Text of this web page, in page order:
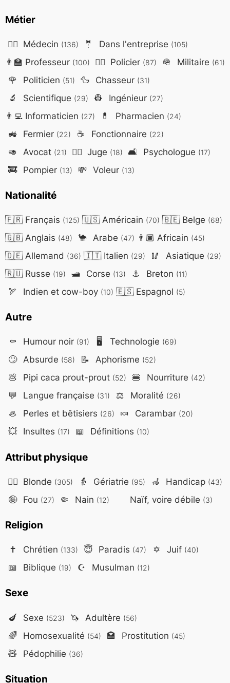
Métier
👨‍⚕️ Médecin (136) 🤵 Dans l'entreprise (105)
👨‍🏫 Professeur (100) 👮‍♂️ Policier (87) 🪖 Militaire (61)
🌹 Politicien (51) 🦆 Chasseur (31)
🔬 Scientifique (29) 👷 Ingénieur (27)
👨‍💻Informaticien (27) 💊 Pharmacien (24)
🚜 Fermier (22) ☕ Fonctionnaire (22)
🥑 Avocat (21) 👨‍⚖️ Juge (18) 🛋️ Psychologue (17)
🚒 Pompier (13) 💸 Voleur (13)
Nationalité
🇫🇷Français (125) 🇺🇸Américain (70) 🇧🇪Belge (68)
🇬🇧Anglais (48) 🐪 Arabe (47) 👨🏿 Africain (45)
🇩🇪Allemand (36) 🇮🇹Italien (29) 🥢 Asiatique (29)
🇷🇺Russe (19) 🛥️ Corse (13) ⚓ Breton (11)
🏹 Indien et cow-boy (10) 🇪🇸Espagnol (5)
Autre
⚰️ Humour noir (91) 🖥️ Technologie (69)
🙄 Absurde (58) 📝 Aphorisme (52)
💩 Pipi caca prout-prout (52) 🍔 Nourriture (42)
💬 Langue française (31) ⚖️ Moralité (26)
🦪 Perles et bêtisiers (26) 🍬 Carambar (20)
💥 Insultes (17) 📖 Définitions (10)
Attribut physique
👱‍♀️ Blonde (305) 👵 Gériatrie (95) 🦽 Handicap (43)
🤪 Fou (27) 🤏 Nain (12) Naïf, voire débile (3)
Religion
✝️ Chrétien (133) 😇 Paradis (47) ✡️ Juif (40)
📖 Biblique (19) ☪️ Musulman (12)
Sexe
🍆 Sexe (523) 🦄 Adultère (56)
🌈 Homosexualité (54) 🏩 Prostitution (45)
🧸 Pédophilie (36)
Situation